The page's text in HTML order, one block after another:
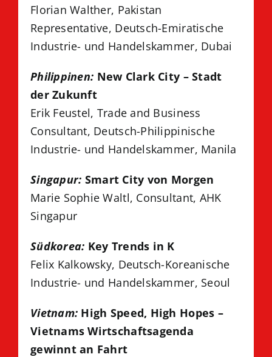
Florian Walther, Pakistan
Representative, Deutsch-Emiratische
Industrie- und Handelskammer, Dubai
Philippinen: New Clark City – Stadt
der Zukunft
Erik Feustel, Trade and Business
Consultant, Deutsch-Philippinische
Industrie- und Handelskammer, Manila
Singapur: Smart City von Morgen
Marie Sophie Waltl, Consultant, AHK
Singapur
Südkorea: Key Trends in K
Felix Kalkowsky, Deutsch-Koreanische
Industrie- und Handelskammer, Seoul
Vietnam: High Speed, High Hopes –
Vietnams Wirtschaftsagenda
gewinnt an Fahrt